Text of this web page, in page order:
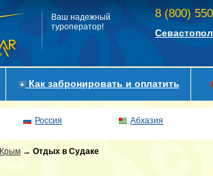
Ваш надежный
туроператор!
8 (800)
Как забронировать и оплатить
Россия Абхазия
Крым → Отдых в Судаке